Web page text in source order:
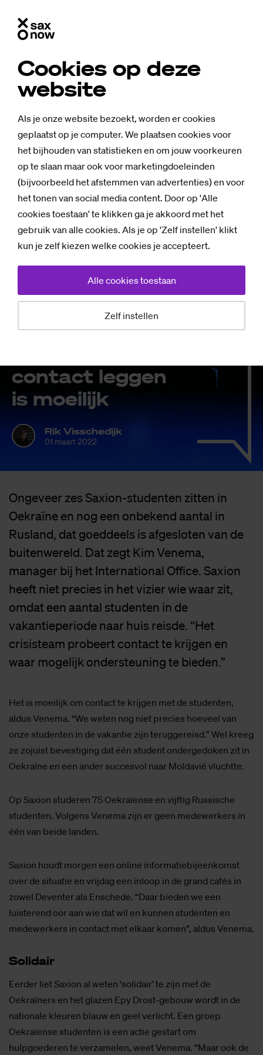
Cookies op deze
website
Als je onze website bezoekt, worden er cookies
geplaatst op je computer. We plaatsen cookies voor
het bijhouden van statistieken en om jouw voorkeuren
op te slaan maar ook voor marketingdoeleinden
(bijvoorbeeld het afstemmen van advertenties) en voor
het tonen van social media content. Door op 'Alle
cookies toestaan' te klikken ga je akkoord met het
gebruik van alle cookies. Als je op 'Zelf instellen' klikt
kun je zelf kiezen welke cookies je accepteert.
Zelf instellen
Alle cookies toestaan
Nieuws
Zo’n zes stu­den­
con­tact leg­gen
is moei­lijk
Rik Visschedijk
01 maart 2022
Ongeveer zes Saxion-studenten zitten in
Oekraïne en nog een onbekend aantal in
Rusland, dat goeddeels is afgesloten van de
buitenwereld. Dat zegt Kim Venema,
manager bij het International Office. Saxion
heeft niet precies in het vizier wie waar zit,
omdat een aantal studenten in de
vakantieperiode naar huis reisde. “Het
crisisteam probeert contact te krijgen en
waar mogelijk ondersteuning te bieden.”
Het is moeilijk om contact te krijgen met de studenten,
aldus Venema. “We weten nog niet precies hoeveel van
onze studenten in de vakantie zijn teruggereisd.” Wel kreeg
ze zojuist bevestiging dat één student ondergedoken zit in
Oekraïne en een ander succesvol naar Moldavië vluchtte.
Op Saxion studeren 75 Oekraïense en vijftig Russische
studenten. Volgens Venema zijn er geen medewerkers in
één van beide landen.
Saxion houdt morgen een online informatiebijeenkomst
over de situatie en vrijdag een inloop in de grand cafés in
zowel Deventer als Enschede. “Daar bieden we een
luisterend oor aan wie dat wil en kunnen studenten en
medewerkers in contact met elkaar komen”, aldus Venema.
So­li­dair
Eerder liet Saxion al weten ‘solidair’ te zijn met de
Oekraïners en het glazen Epy Drost-gebouw wordt in de
nationale kleuren blauw en geel verlicht. Een groep
Oekraïense studenten is een actie gestart om
hulpgoederen te verzamelen, weet Venema. “Maar ook de